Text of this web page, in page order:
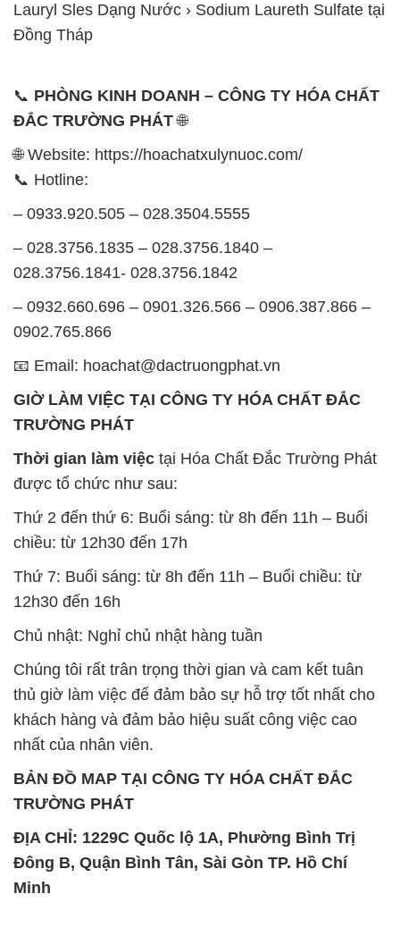
Lauryl Sles Dạng Nước › Sodium Laureth Sulfate tại
Đồng Tháp
📞 PHÒNG KINH DOANH – CÔNG TY HÓA CHẤT
ĐẮC TRƯỜNG PHÁT🌐
🌐 Website: https://hoachatxulynuoc.com/
📞 Hotline:
– 0933.920.505 – 028.3504.5555
– 028.3756.1835 – 028.3756.1840 –
028.3756.1841- 028.3756.1842
– 0932.660.696 – 0901.326.566 – 0906.387.866 –
0902.765.866
📧 Email: hoachat@dactruongphat.vn
GIỜ LÀM VIỆC TẠI CÔNG TY HÓA CHẤT ĐẮC
TRƯỜNG PHÁT
Thời gian làm việc tại Hóa Chất Đắc Trường Phát
được tổ chức như sau:
Thứ 2 đến thứ 6: Buổi sáng: từ 8h đến 11h – Buổi
chiều: từ 12h30 đến 17h
Thứ 7: Buổi sáng: từ 8h đến 11h – Buổi chiều: từ
12h30 đến 16h
Chủ nhật: Nghỉ chủ nhật hàng tuần
Chúng tôi rất trân trọng thời gian và cam kết tuân
thủ giờ làm việc để đảm bảo sự hỗ trợ tốt nhất cho
khách hàng và đảm bảo hiệu suất công việc cao
nhất của nhân viên.
BẢN ĐỒ MAP TẠI CÔNG TY HÓA CHẤT ĐẮC
TRƯỜNG PHÁT
ĐỊA CHỈ: 1229C Quốc lộ 1A, Phường Bình Trị
Đông B, Quận Bình Tân, Sài Gòn TP. Hồ Chí
Minh